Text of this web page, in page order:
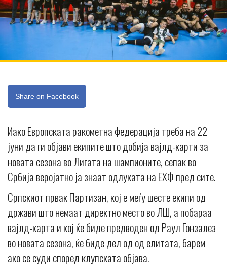
Share on Facebook
Иако Европската ракометна федерација треба на 22
јуни да ги објави екипите што добија вајлд-карти за
новата сезона во Лигата на шампионите, сепак во
Србија веројатно ја знаат одлуката на ЕХФ пред сите.
Српскиот првак Партизан, кој е меѓу шесте екипи од
држави што немаат директно место во ЛШ, а побараа
вајлд-карта и кој ќе биде предводен од Раул Гонзалез
во новата сезона, ќе биде дел од од елитата, барем
ако се суди според клупската објава.